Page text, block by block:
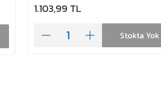
1.103,99 TL
Stokta Yok